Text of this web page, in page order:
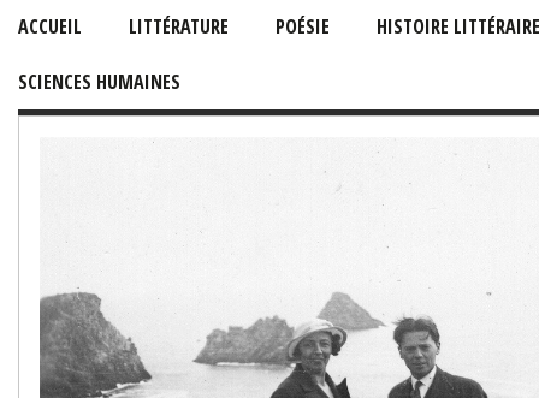
ACCUEIL LITTÉRATURE POÉSIE HISTOIRE LITTÉRAIRE
SCIENCES HUMAINES